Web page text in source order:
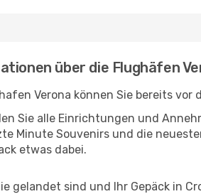
über die Flughäfen
Verona können Sie bereits
Sie alle Einrichtungen und
Minute Souvenirs und die
etwas dabei.
gelandet sind und Ihr Gepäck in